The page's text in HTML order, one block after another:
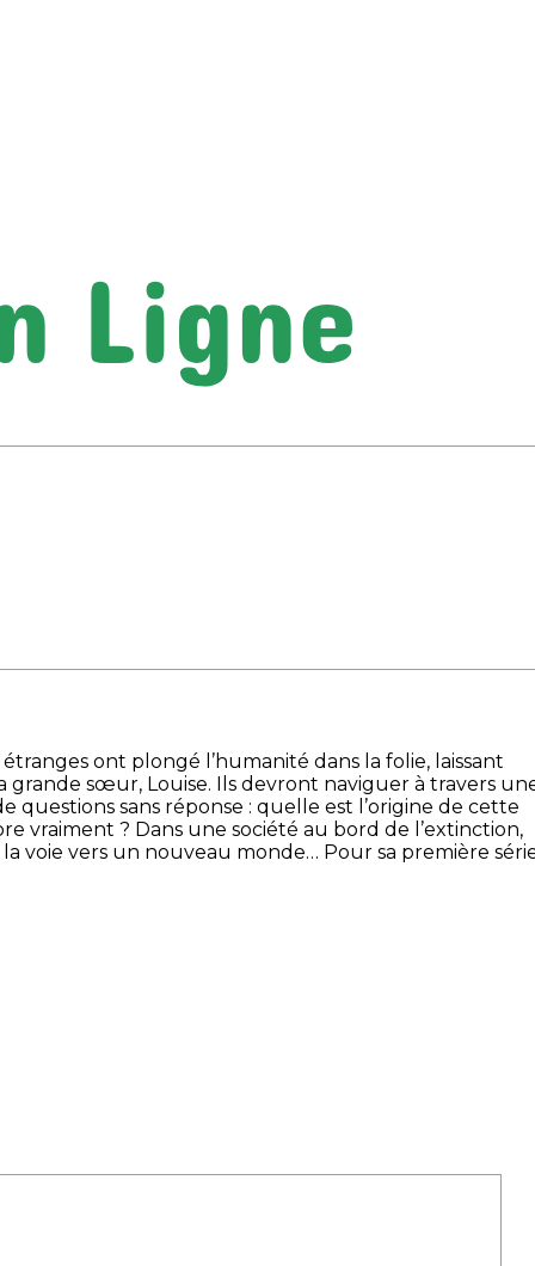
ont plongé l’humanité dans la folie, laissant
grande sœur, Louise. Ils devront naviguer à travers
questions sans réponse : quelle est l’origine de cette
vraiment ? Dans une société au bord de l’extinction,
voie vers un nouveau monde… Pour sa première